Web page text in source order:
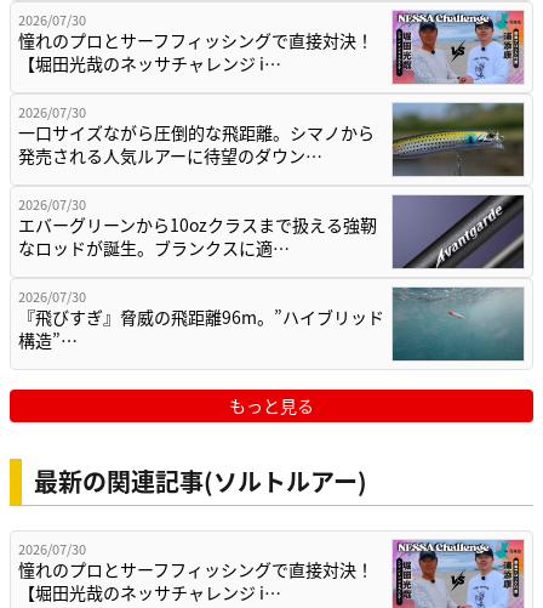
2026/07/30
憧れのプロとサーフフィッシングで直接対決！
【堀田光哉のネッサチャレンジ i…
2026/07/30
一口サイズながら圧倒的な飛距離。シマノから
発売される人気ルアーに待望のダウン…
2026/07/30
エバーグリーンから10ozクラスまで扱える強靭
なロッドが誕生。ブランクスに適…
2026/07/30
『飛びすぎ』脅威の飛距離96m。”ハイブリッド
構造”…
もっと見る
最新の関連記事(ソルトルアー)
2026/07/30
憧れのプロとサーフフィッシングで直接対決！
【堀田光哉のネッサチャレンジ i…